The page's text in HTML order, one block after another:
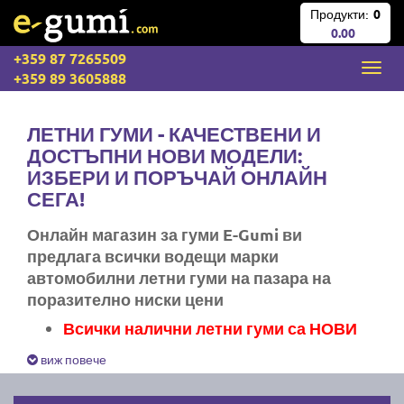
Продукти: 0
0.00
+359 87 7265509
+359 89 3605888
ЛЕТНИ ГУМИ - КАЧЕСТВЕНИ И
ДОСТЪПНИ НОВИ МОДЕЛИ:
ИЗБЕРИ И ПОРЪЧАЙ ОНЛАЙН
СЕГА!
Онлайн магазин за гуми E-Gumi ви
предлага всички водещи марки
автомобилни летни гуми на пазара на
поразително ниски цени
Всички налични летни гуми са НОВИ
Експресна доставка за цяла България
Ние не изпращаме стари гуми
виж повече